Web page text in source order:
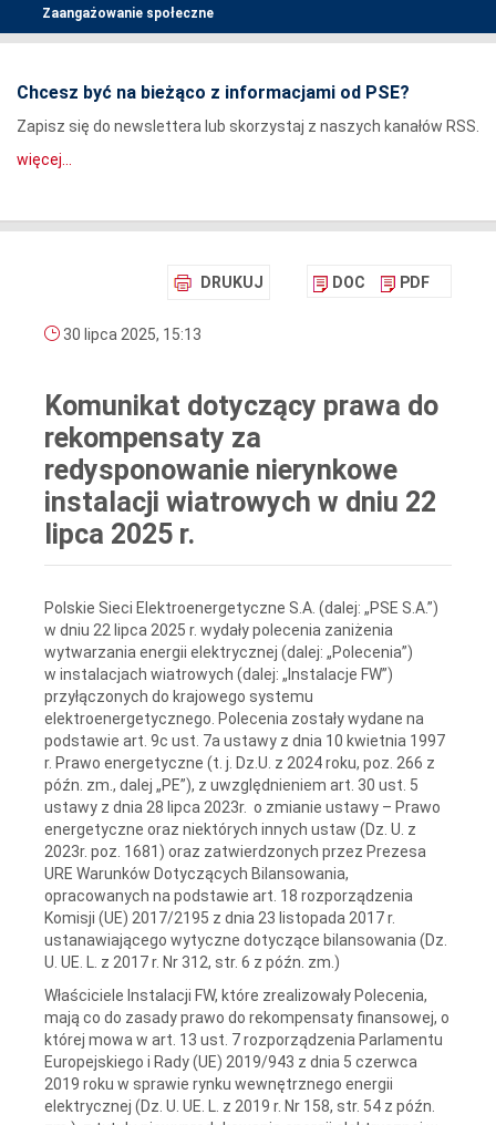
Zaangażowanie społeczne
Chcesz być na bieżąco z informacjami od PSE?
Zapisz się do newslettera lub skorzystaj z naszych kanałów RSS.
więcej...
DRUKUJ DOC PDF
30 lipca 2025, 15:13
Komunikat dotyczący prawa do
rekompensaty za
redysponowanie nierynkowe
instalacji wiatrowych w dniu 22
lipca 2025 r.
Polskie Sieci Elektroenergetyczne S.A. (dalej: „PSE S.A.”)
w dniu 22 lipca 2025 r. wydały polecenia zaniżenia
wytwarzania energii elektrycznej (dalej: „Polecenia”)
w instalacjach wiatrowych (dalej: „Instalacje FW”)
przyłączonych do krajowego systemu
elektroenergetycznego. Polecenia zostały wydane na
podstawie art. 9c ust. 7a ustawy z dnia 10 kwietnia 1997
r. Prawo energetyczne (t. j. Dz.U. z 2024 roku, poz. 266 z
późn. zm., dalej „PE”), z uwzględnieniem art. 30 ust. 5
ustawy z dnia 28 lipca 2023r. o zmianie ustawy – Prawo
energetyczne oraz niektórych innych ustaw (Dz. U. z
2023r. poz. 1681) oraz zatwierdzonych przez Prezesa
URE Warunków Dotyczących Bilansowania,
opracowanych na podstawie art. 18 rozporządzenia
Komisji (UE) 2017/2195 z dnia 23 listopada 2017 r.
ustanawiającego wytyczne dotyczące bilansowania (Dz.
U. UE. L. z 2017 r. Nr 312, str. 6 z późn. zm.)
Właściciele Instalacji FW, które zrealizowały Polecenia,
mają co do zasady prawo do rekompensaty finansowej, o
której mowa w art. 13 ust. 7 rozporządzenia Parlamentu
Europejskiego i Rady (UE) 2019/943 z dnia 5 czerwca
2019 roku w sprawie rynku wewnętrznego energii
elektrycznej (Dz. U. UE. L. z 2019 r. Nr 158, str. 54 z późn.